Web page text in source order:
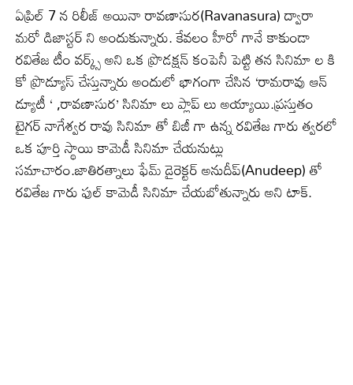
ఏప్రిల్ 7 న రిలీజ్ అయినా రావణాసుర(Ravanasura) ద్వారా
మరో డిజాస్టర్ ని అందుకున్నారు. కేవలం హీరో గానే కాకుండా
రవితేజ టీం వర్క్స్ అని ఒక ప్రొడక్షన్ కంపెనీ పెట్టి తన సినిమా ల కి
కో ప్రొడ్యూస్ చేస్తున్నారు అందులో భాగంగా చేసిన ‘రామరావు ఆన్
డ్యూటీ ‘ ,రావణాసుర’ సినిమా లు ప్లాప్ లు అయ్యాయి.ప్రస్తుతం
టైగర్ నాగేశ్వర రావు సినిమా తో బిజీ గా ఉన్న రవితేజ గారు త్వరలో
ఒక పూర్తి స్థాయి కామెడీ సినిమా చేయనుట్లు
సమాచారం.జాతిరత్నాలు ఫేమ్ డైరెక్టర్ అనుదీప్(Anudeep) తో
రవితేజ గారు ఫుల్ కామెడీ సినిమా చేయబోతున్నారు అని టాక్.